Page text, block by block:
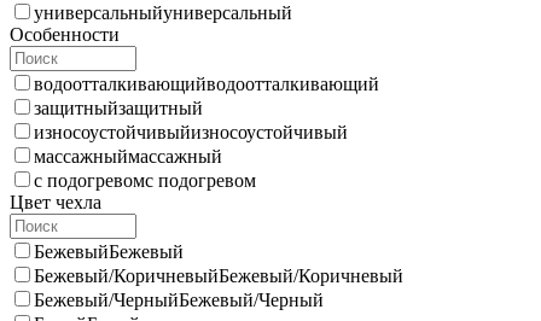
универсальныйуниверсальный
Особенности
водоотталкивающийводоотталкивающий
защитныйзащитный
износоустойчивыйизносоустойчивый
массажныймассажный
с подогревомс подогревом
Цвет чехла
БежевыйБежевый
Бежевый/КоричневыйБежевый/Коричневый
Бежевый/ЧерныйБежевый/Черный